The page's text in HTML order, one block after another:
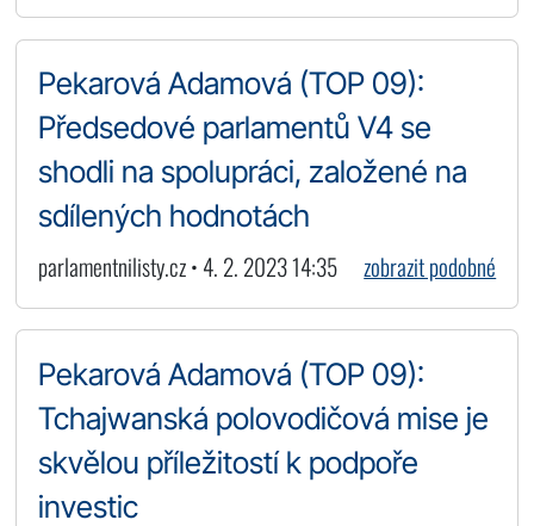
Pekarová Adamová (TOP 09):
Předsedové parlamentů V4 se
shodli na spolupráci, založené na
sdílených hodnotách
parlamentnilisty.cz • 4. 2. 2023 14:35 zobrazit podobné
Pekarová Adamová (TOP 09):
Tchajwanská polovodičová mise je
skvělou příležitostí k podpoře
investic